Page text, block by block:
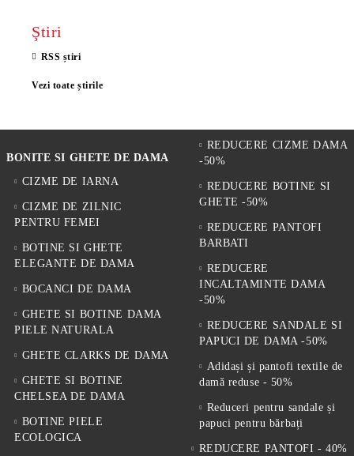
Ştiri
RSS știri
Vezi toate știrile
BONITE SI GHETE DE DAMA
CIZME DE IARNA
CIZME DE ZILNIC
PENTRU FEMEI
BOTINE SI GHETE
ELEGANTE DE DAMA
BOCANCI DE DAMA
GHETE SI BOTINE DAMA
PIELE NATURALA
GHETE CLARKS DE DAMA
GHETE SI BOTINE
CHELSEA DE DAMA
BOTINE PIELE
ECOLOGICA
REDUCERE CIZME DAMA
-50%
REDUCERE BOTINE SI
GHETE -50%
REDUCERE PANTOFI
BARBATI
REDUCERE
INCALTAMINTE DAMA
-50%
REDUCERE SANDALE SI
PAPUCI DE DAMA -50%
Adidași și pantofi textile de
damă reduse - 50%
Reduceri pentru sandale și
papuci pentru bărbați
REDUCERE PANTOFI - 40%